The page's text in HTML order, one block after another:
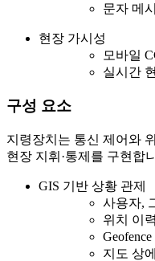
문자 메
현장 가시성
모바일
실시간
구성 요소
지령장치는 통신 제어와
현장 지휘·통제를 구현합
GIS 기반 상황 관제
사용자,
위치 이
지도 상